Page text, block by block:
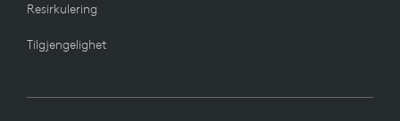
Resirkulering
Tilgjengelighet